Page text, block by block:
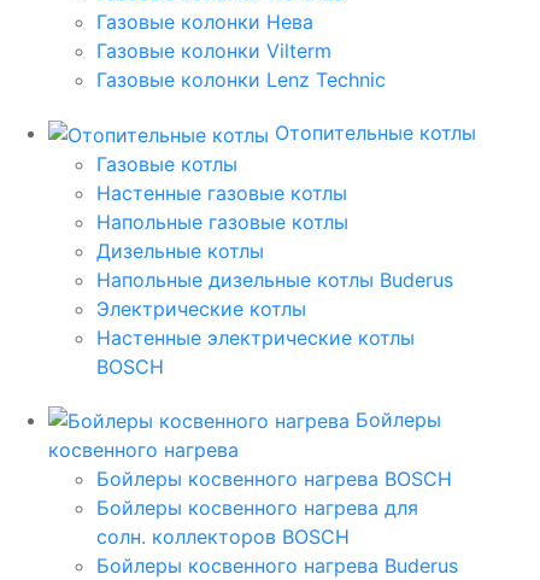
Газовые колонки Нева
Газовые колонки Vilterm
Газовые колонки Lenz Technic
Отопительные котлы
Газовые котлы
Настенные газовые котлы
Напольные газовые котлы
Дизельные котлы
Напольные дизельные котлы Buderus
Электрические котлы
Настенные электрические котлы
BOSCH
Бойлеры
косвенного нагрева
Бойлеры косвенного нагрева BOSCH
Бойлеры косвенного нагрева для
солн. коллекторов BOSCH
Бойлеры косвенного нагрева Buderus